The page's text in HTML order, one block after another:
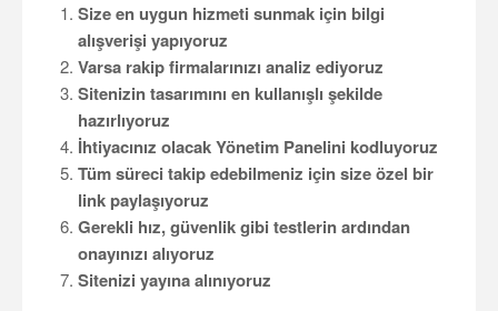
Size en uygun hizmeti sunmak için bilgi
alışverişi yapıyoruz
Varsa rakip firmalarınızı analiz ediyoruz
Sitenizin tasarımını en kullanışlı şekilde
hazırlıyoruz
İhtiyacınız olacak Yönetim Panelini kodluyoruz
Tüm süreci takip edebilmeniz için size özel bir
link paylaşıyoruz
Gerekli hız, güvenlik gibi testlerin ardından
onayınızı alıyoruz
Sitenizi yayına alınıyoruz